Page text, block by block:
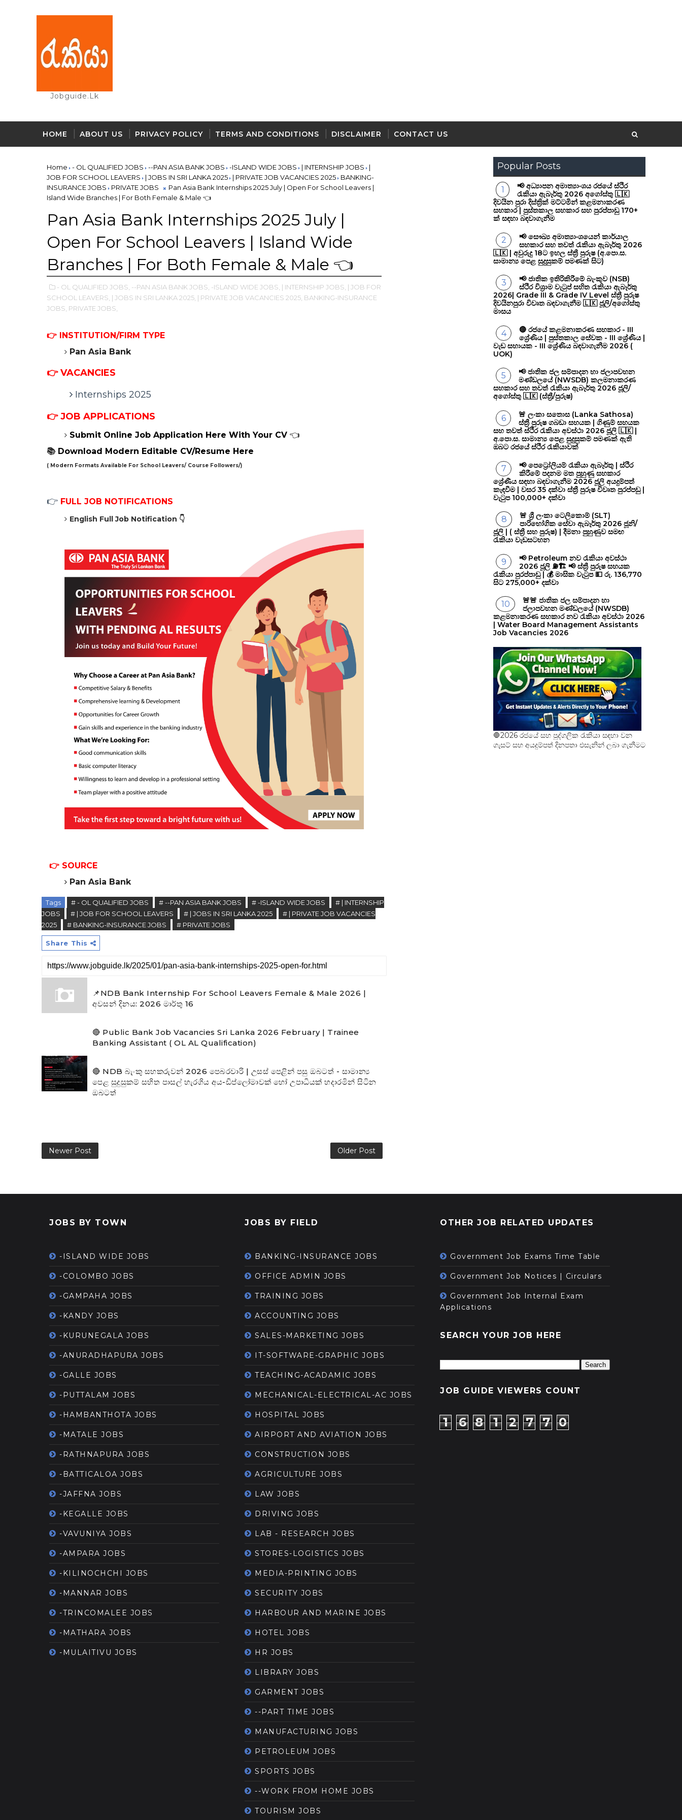
Jobguide.lk
HOME ABOUT US PRIVACY POLICY TERMS AND CONDITIONS DISCLAIMER CONTACT US
Home - OL QUALIFIED JOBS --PAN ASIA BANK JOBS -ISLAND WIDE JOBS | INTERNSHIP JOBS
|
JOB FOR SCHOOL LEAVERS
| JOBS IN SRI LANKA 2025 | PRIVATE JOB VACANCIES 2025
BANKING-
INSURANCE JOBS
PRIVATE JOBS
Pan Asia Bank Internships 2025 July | Open For School Leavers |
Island Wide Branches | For Both Female & Male 👈
Pan Asia Bank Internships 2025 July |
Open For School Leavers | Island Wide
Branches | For Both Female & Male 👈
- OL QUALIFIED JOBS, --PAN ASIA BANK JOBS, -ISLAND WIDE JOBS, | INTERNSHIP JOBS, | JOB FOR
SCHOOL LEAVERS, | JOBS IN SRI LANKA 2025, | PRIVATE JOB VACANCIES 2025, BANKING-INSURANCE
JOBS, PRIVATE JOBS,
👉 INSTITUTION/FIRM TYPE
Pan Asia Bank
👉 VACANCIES
Internships 2025
👉JOB APPLICATIONS
Submit Online Job Application Here With Your CV 👈
📚 Download Modern Editable CV/Resume Here
( Modern Formats Available For School Leavers/ Course Followers/)
👉 FULL JOB NOTIFICATIONS
English Full Job Notification 👇
👉 SOURCE
Pan Asia Bank
Tags # - OL QUALIFIED JOBS # --PAN ASIA BANK JOBS # -ISLAND WIDE JOBS
# | INTERNSHIP
JOBS
# | JOB FOR SCHOOL LEAVERS # | JOBS IN SRI LANKA 2025
# | PRIVATE JOB VACANCIES
2025
# BANKING-INSURANCE JOBS # PRIVATE JOBS
Share This
📌NDB Bank Internship For School Leavers Female & Male 2026 |
අවසන් දිනය: 2026 මාර්තු 16
🔴 Public Bank Job Vacancies Sri Lanka 2026 February | Trainee
Banking Assistant ( OL AL Qualification)
🔴 NDB බැංකු සහකරුවන් 2026 පෙබරවාරි | උසස් පෙළින් පසු ඔබටත් - සාමාන්‍ය
පෙළ සුදුසුකම් සහිත පාසල් හැරගිය අය-ඩිප්ලෝමාවක් හෝ උපාධියක් හදාරමින් සිටින
ඔබටත්
Newer Post Older Post
Popular Posts
📢 අධ්‍යාපන අමාත්‍යාංශය රජයේ ස්ථිර
රැකියා ඇබෑර්තු 2026 අගෝස්තු 🇱🇰
දිවයින පුරා දිස්ත්‍රික් මට්ටමින් කළමනාකරණ
සහකාර | පුස්තකාල සහකාර සහ පුරප්පාඩු 170+
ක් සඳහා බඳවාගැනීම
📢 සෞඛ්‍ය අමාත්‍යාංශයෙන් කාර්යාල
සහකාර සහ තවත් රැකියා ඇබෑර්තු 2026
🇱🇰 | අවුරුදු 18ට ඉහල ස්ත්‍රී පුරුෂ (අ.පො.ස.
සාමාන්‍ය පෙළ සුදුසුකම් පමණක් සිට)
📢 ජාතික ඉතිරිකිරීමේ බැංකුව (NSB)
ස්ථිර විශ්‍රාම වැටුප් සහිත රැකියා ඇබෑර්තු
2026| Grade III & Grade IV Level ස්ත්‍රී පුරුෂ
දිවයිනපුරා විවෘත බඳවාගැනීම 🇱🇰 ජූලි/අගෝස්තු
මාසය
🔴 රජයේ කළමනාකරණ සහකාර - III
ශ්‍රේණිය | පුස්තකාල සේවක - III ශ්‍රේණිය |
වැඩ සහායක - III ශ්‍රේණිය බඳවාගැනීම 2026 (
UOK)
📢 ජාතික ජල සම්පාදන හා ජලාපවහන
මණ්ඩලයේ (NWSDB) කලමනාකරණ
සහකාර සහ තවත් රැකියා ඇබෑර්තු 2026 ජූලි/
අගෝස්තු 🇱🇰 (ස්ත්‍රී/පුරුෂ)
🚨 ලංකා සතොස (Lanka Sathosa)
ස්ත්‍රී පුරුෂ ගබඩා සහයක | ගිණුම් සහයක
සහ තවත් ස්ථිර රැකියා අවස්ථා 2026 ජූලි 🇱🇰 |
අ.පො.ස. සාමාන්‍ය පෙළ සුදුසුකම් පමණක් ඇති
ඔබට රජයේ ස්ථිර රැකියාවක්
📢 පෙට්‍රෝලියම් රැකියා ඇබෑර්තු | ස්ථිර
කිරීමේ පදනම මත පුහුණු සහකාර
ශ්‍රේණීය සඳහා බඳවාගැනීම 2026 ජූලි අයදුම්පත්
කැඳවීම | වසර 35 දක්වා ස්ත්‍රී පුරුෂ විවෘත පුරප්පඩු |
වැටුප 100,000+ දක්වා
🚨 ශ්‍රී ලංකා ටෙලිකොම් (SLT)
පාරිභෝගික සේවා ඇබෑර්තු 2026 ජූනි/
ජූලි | ( ස්ත්‍රී සහ පුරුෂ) | දීමනා පුහුණුව සමඟ
රැකියා වැඩසටහන
📢 Petroleum නව රැකියා අවස්ථා
2026 ජූලි ⛽🏗️ 📢 ස්ත්‍රී පුරුෂ සහයක
රැකියා පුරප්පාඩු | 💰 මාසික වැටුප 💵 රු. 136,770
සිට 275,000+ දක්වා
🚨🚨 ජාතික ජල සම්පාදන හා
ජලාපවහන මණ්ඩලයේ (NWSDB)
කළමනාකරණ සහකාර නව රැකියා අවස්ථා 2026
| Water Board Management Assistants
Job Vacancies 2026
🛑2026 රජයේ සහ පුද්ගලික රැකියා සඳහා වන
ගැසට් සහ අයදුම්පත් දිනපතා එසැනින් ලබා ගැනීමට
JOBS BY TOWN
-ISLAND WIDE JOBS
-COLOMBO JOBS
-GAMPAHA JOBS
-KANDY JOBS
-KURUNEGALA JOBS
-ANURADHAPURA JOBS
-GALLE JOBS
-PUTTALAM JOBS
-HAMBANTHOTA JOBS
-MATALE JOBS
-RATHNAPURA JOBS
-BATTICALOA JOBS
-JAFFNA JOBS
-KEGALLE JOBS
-VAVUNIYA JOBS
-AMPARA JOBS
-KILINOCHCHI JOBS
-MANNAR JOBS
-TRINCOMALEE JOBS
-MATHARA JOBS
-MULAITIVU JOBS
JOBS BY FIELD
BANKING-INSURANCE JOBS
OFFICE ADMIN JOBS
TRAINING JOBS
ACCOUNTING JOBS
SALES-MARKETING JOBS
IT-SOFTWARE-GRAPHIC JOBS
TEACHING-ACADAMIC JOBS
MECHANICAL-ELECTRICAL-AC JOBS
HOSPITAL JOBS
AIRPORT AND AVIATION JOBS
CONSTRUCTION JOBS
AGRICULTURE JOBS
LAW JOBS
DRIVING JOBS
LAB - RESEARCH JOBS
STORES-LOGISTICS JOBS
MEDIA-PRINTING JOBS
SECURITY JOBS
HARBOUR AND MARINE JOBS
HOTEL JOBS
HR JOBS
LIBRARY JOBS
GARMENT JOBS
--PART TIME JOBS
MANUFACTURING JOBS
PETROLEUM JOBS
SPORTS JOBS
--WORK FROM HOME JOBS
TOURISM JOBS
OTHER JOB RELATED UPDATES
Government Job Exams Time Table
Government Job Notices | Circulars
Government Job Internal Exam
Applications
SEARCH YOUR JOB HERE
JOB GUIDE VIEWERS COUNT
1 6 8 1 2 7 7 0